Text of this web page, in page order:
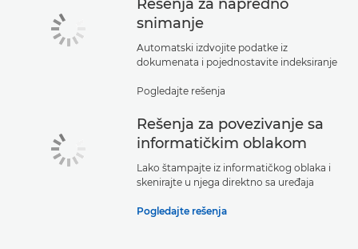
Rešenja za napredno
snimanje
Automatski izdvojite podatke iz
dokumenata i pojednostavite indeksiranje
Pogledajte rešenja
Rešenja za povezivanje sa
informatičkim oblakom
Lako štampajte iz informatičkog oblaka i
skenirajte u njega direktno sa uređaja
Pogledajte rešenja